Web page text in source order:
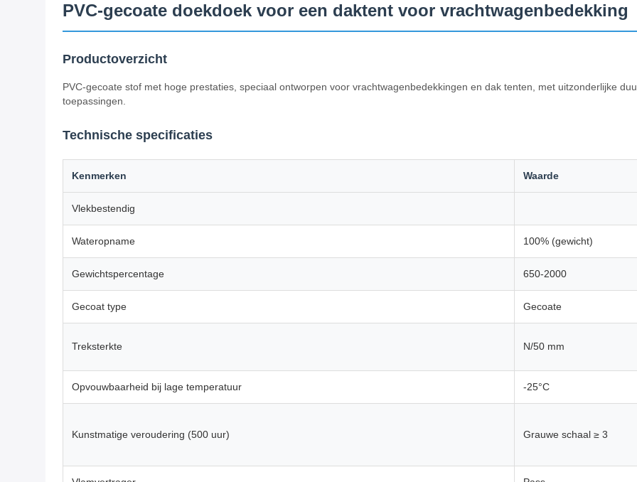
PVC-gecoate doekdoek voor een daktent voor vrachtwagenbedekking
Productoverzicht
PVC-gecoate stof met hoge prestaties, speciaal ontworpen voor vrachtwagenbedekkingen en dak tenten, met uitzonderlijke
toepassingen.
Technische specificaties
Kenmerken Waarde
Vlekbestendig
Wateropname 100% (gewicht)
Gewichtspercentage 650-2000
Gecoat type Gecoate
Treksterkte N/50 mm
Opvouwbaarheid bij lage temperatuur -25°C
Kunstmatige veroudering (500 uur) Grauwe schaal ≥ 3